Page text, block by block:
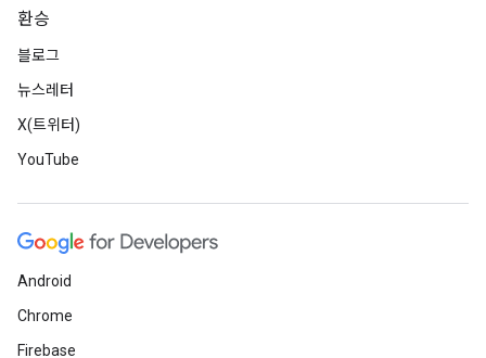
환승
블로그
뉴스레터
X(트위터)
YouTube
Android
Chrome
Firebase